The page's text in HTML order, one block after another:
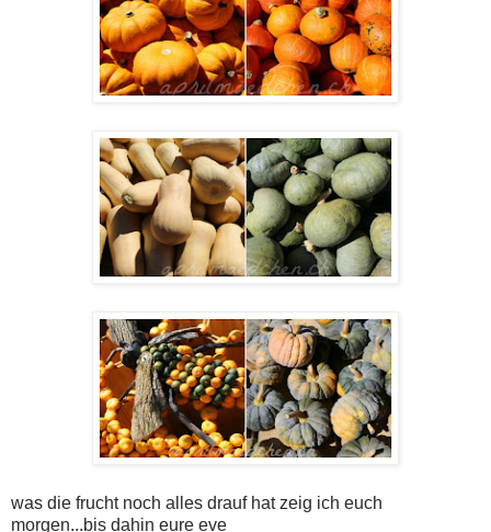
was die frucht noch alles drauf hat zeig ich euch
morgen...bis dahin eure eve